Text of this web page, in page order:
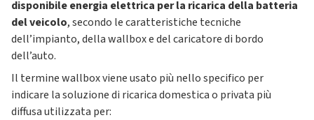
disponibile energia elettrica per la ricarica della batteria
del veicolo, secondo le caratteristiche tecniche
dell’impianto, della wallbox e del caricatore di bordo
dell’auto.
Il termine wallbox viene usato più nello specifico per
indicare la soluzione di ricarica domestica o privata più
diffusa utilizzata per: